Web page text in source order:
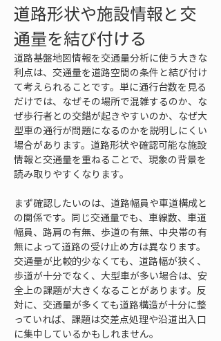
道路形状や施設情報と交
通量を結び付ける
道路基盤地図情報を交通量分析に使う大きな
利点は、交通量を道路空間の条件と結び付け
て考えられることです。単に通行台数を見る
だけでは、なぜその場所で混雑するのか、な
ぜ歩行者との交錯が起きやすいのか、なぜ大
型車の通行が問題になるのかを説明しにくい
場合があります。道路形状や確認可能な施設
情報と交通量を重ねることで、現象の背景を
読み取りやすくなります。
まず確認したいのは、道路幅員や車道構成と
の関係です。同じ交通量でも、車線数、車道
幅員、路肩の有無、歩道の有無、中央帯の有
無によって道路の受け止め方は異なります。
交通量が比較的少なくても、道路幅が狭く、
歩道が十分でなく、大型車が多い場合は、安
全上の課題が大きくなることがあります。反
対に、交通量が多くても道路構造が十分に整
っていれば、課題は交差点処理や沿道出入口
に集中しているかもしれません。